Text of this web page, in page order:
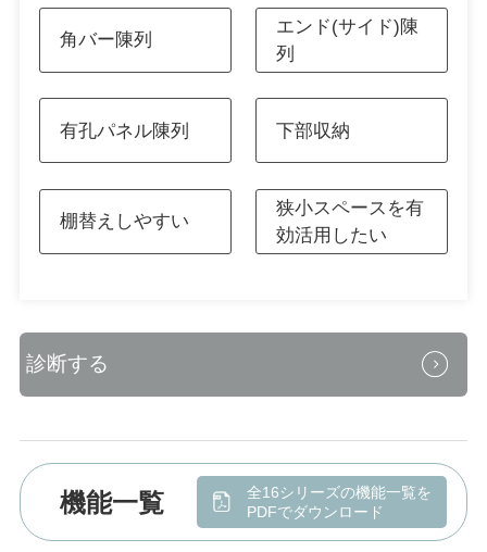
角バー陳列
エンド(サイド)陳
列
有孔パネル陳列 下部収納
棚替えしやすい
狭小スペースを有
効活用したい
機能一覧
全16シリーズの機能一覧を
PDFでダウンロード